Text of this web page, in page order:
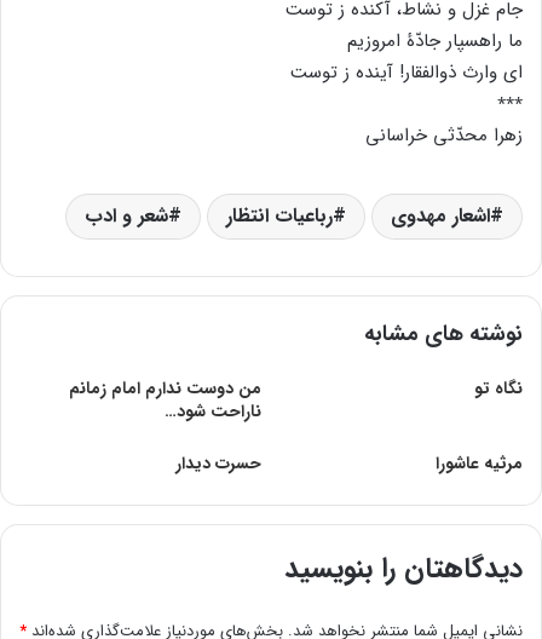
جام غزل و نشاط، آکنده ز توست
ما راهسپار جادّۀ امروزیم
ای وارث ذوالفقار! آینده ز توست
٭٭٭
زهرا محدّثی خراسانی
اشعار مهدوی رباعیات انتظار شعر و ادب
نوشته های مشابه
نگاه تو
من دوست ندارم امام زمانم
ناراحت شود…
مرثیه عاشورا
حسرت دیدار
دیدگاهتان را بنویسید
نشانی ایمیل شما منتشر نخواهد شد. بخش‌های موردنیاز علامت‌گذاری شده‌اند *